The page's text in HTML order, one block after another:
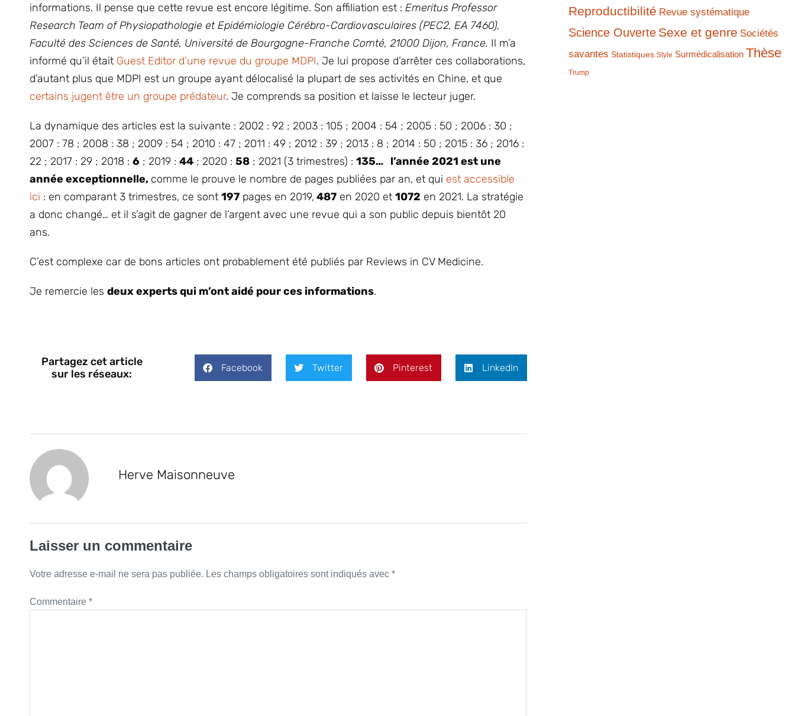
informations. Il pense que cette revue est encore légitime. Son affiliation est : Emeritus Professor
Research Team of Physiopathologie et Epidémiologie Cérébro-Cardiovasculaires (PEC2, EA 7460),
Faculté des Sciences de Santé, Université de Bourgogne-Franche Comté, 21000 Dijon, France. Il m’a
informé qu’il était Guest Editor d’une revue du groupe MDPI. Je lui propose d’arrêter ces collaborations,
d’autant plus que MDPI est un groupe ayant délocalisé la plupart de ses activités en Chine, et que
certains jugent être un groupe prédateur. Je comprends sa position et laisse le lecteur juger.
La dynamique des articles est la suivante : 2002 : 92 ; 2003 : 105 ; 2004 : 54 ; 2005 : 50 ; 2006 : 30 ;
2007 : 78 ; 2008 : 38 ; 2009 : 54 ; 2010 : 47 ; 2011 : 49 ; 2012 : 39 ; 2013 : 8 ; 2014 : 50 ; 2015 : 36 ; 2016 :
22 ; 2017 : 29 ; 2018 : 6 ; 2019 : 44 ; 2020 : 58 ; 2021 (3 trimestres) : 135… l’année 2021 est une
année exceptionnelle, comme le prouve le nombre de pages publiées par an, et qui est accessible
ici : en comparant 3 trimestres, ce sont 197 pages en 2019, 487 en 2020 et 1072 en 2021. La stratégie
a donc changé… et il s’agit de gagner de l’argent avec une revue qui a son public depuis bientôt 20
ans.
C’est complexe car de bons articles ont probablement été publiés par Reviews in CV Medicine.
Je remercie les deux experts qui m’ont aidé pour ces informations.
Partagez cet article
sur les réseaux:
Facebook Twitter Pinterest LinkedIn
Herve Maisonneuve
Laisser un commentaire
Votre adresse e-mail ne sera pas publiée. Les champs obligatoires sont indiqués avec *
Commentaire *
Reproductibilité Revue systématique
Science Ouverte Sexe et genre Sociétés
savantes Statistiques Style Surmédicalisation Thèse
Trump